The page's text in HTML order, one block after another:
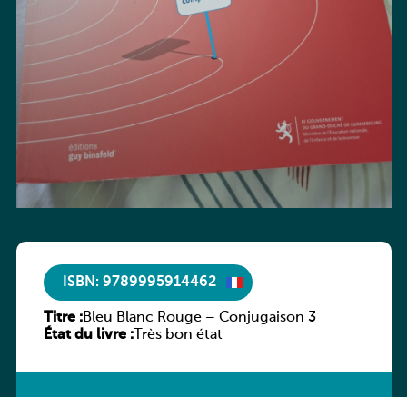
ISBN: 9789995914462
Titre :Bleu Blanc Rouge – Conjugaison 3
État du livre :Très bon état